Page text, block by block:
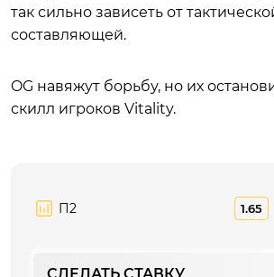
так сильно зависеть от
составляющей.
OG навяжут борьбу, но их
скилл игроков Vitality.
П2 1.65